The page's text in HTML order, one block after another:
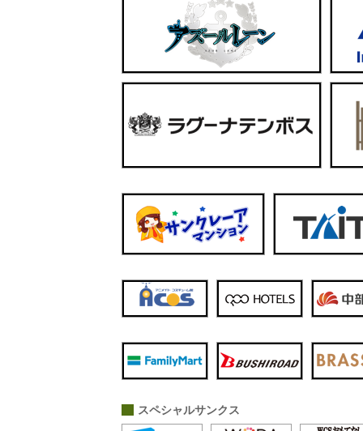
スペシャルサンクス